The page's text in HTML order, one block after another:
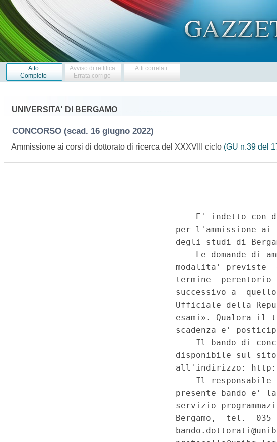
Atto
Completo
Avviso di rettifica
Errata corrige
Atti correlati
UNIVERSITA' DI BERGAMO
CONCORSO (scad. 16 giugno 2022)
Ammissione ai corsi di dottorato di ricerca del XXXVIII ciclo (GU n.39 del